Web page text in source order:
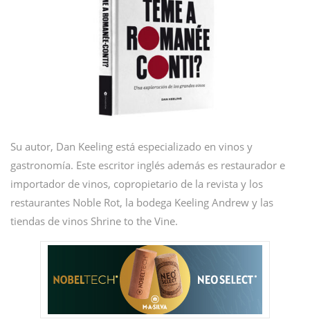
Su autor, Dan Keeling está especializado en vinos y
gastronomía. Este escritor inglés además es restaurador e
importador de vinos, copropietario de la revista y los
restaurantes Noble Rot, la bodega Keeling Andrew y las
tiendas de vinos Shrine to the Vine.